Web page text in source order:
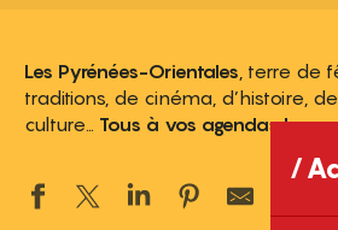
Les Pyrénées-Orientales , terre de
traditions, de cinéma, d’histoire,
culture… Tous à vos agendas !